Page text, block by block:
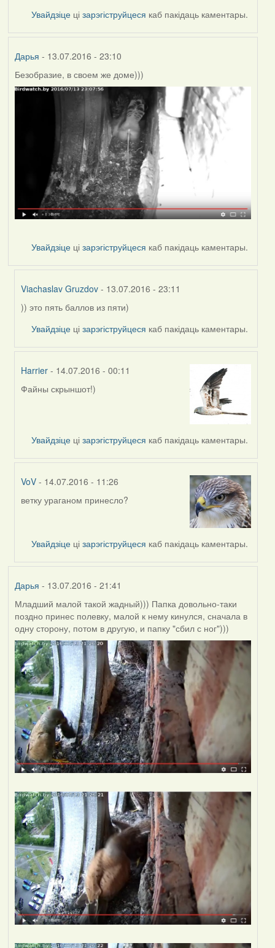
Увайдзіце цізарэгіструйцеся каб пакідаць каментары.
Дарья - 13.07.2016 - 23:10
Безобразие, в своем же доме)))
Увайдзіце цізарэгіструйцеся каб пакідаць каментары.
Viachaslav Gruzdov - 13.07.2016 - 23:11
In
reply
by
)) это пять баллов из пяти)
Увайдзіце цізарэгіструйцеся каб пакідаць каментары.
Harrier - 14.07.2016 - 00:11
In
Дарья
Файны скрыншот!)
Увайдзіце цізарэгіструйцеся каб пакідаць каментары.
VoV - 14.07.2016 - 11:26
In
ветку ураганом принесло?
Увайдзіце цізарэгіструйцеся каб пакідаць каментары.
Дарья - 13.07.2016 - 21:41
Младший малой такой жадный))) Папка довольно-таки
поздно принес полевку, малой к нему кинулся, сначала в
одну сторону, потом в другую, и папку "сбил с ног")))